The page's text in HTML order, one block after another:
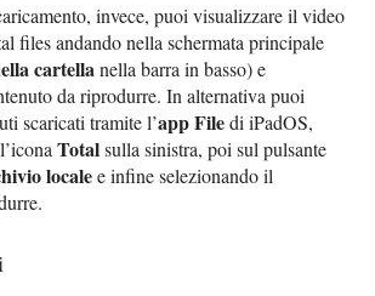
invece, puoi visualizzare il video
files andando nella schermata principale
cartellanella barra in basso) e
da riprodurre. In alternativa puoi
scaricati tramite l’app Filedi iPadOS,
Totalsulla sinistra, poi sul pulsante
localee infine selezionando il